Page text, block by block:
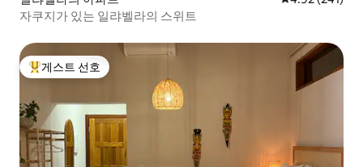
자쿠지가 있는 일랴벨라의 스위트
상위 게스트 선호
게스트 선호